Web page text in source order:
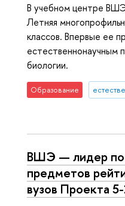
В учебном центре
Летняя
классов. Впервые ее
естественнонаучным
биологии.
Образование
ВШЭ — лидер по
предметов
вузов Проекта